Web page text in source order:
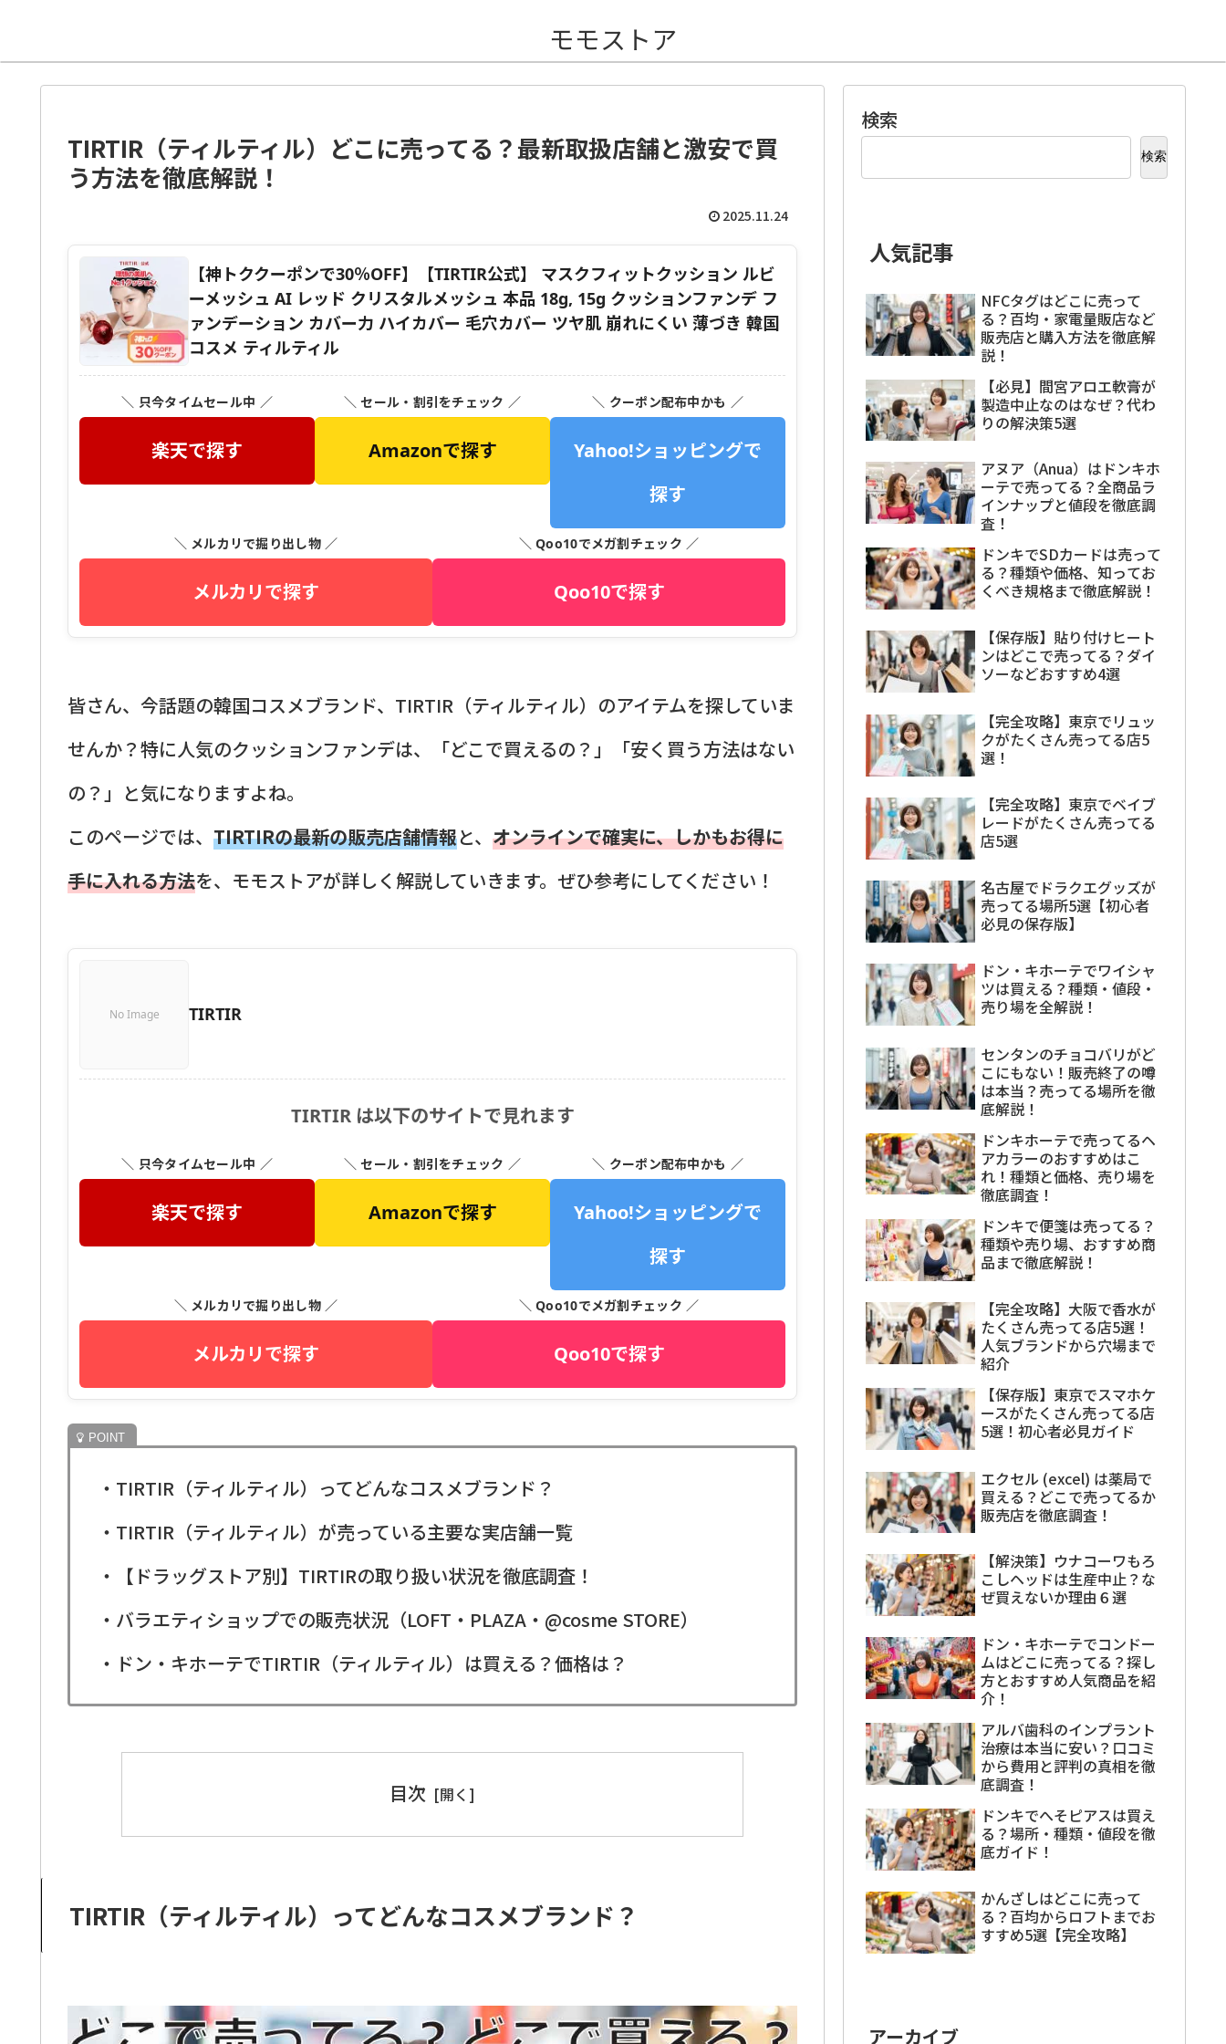
モモストア
TIRTIR（ティルティル）どこに売ってる？最新取扱店舗と激安で買
う方法を徹底解説！
2025.11.24
【神トククーポンで30％OFF】【TIRTIR公式】 マスクフィットクッション ルビ
ーメッシュ AI レッド クリスタルメッシュ 本品 18g, 15g クッションファンデ フ
ァンデーション カバー力 ハイカバー 毛穴カバー ツヤ肌 崩れにくい 薄づき 韓国
コスメ ティルティル
＼ 只今タイムセール中 ／
楽天で探す
＼ セール・割引をチェック ／
Amazonで探す
＼ クーポン配布中かも ／
Yahoo!ショッピングで
探す
＼ メルカリで掘り出し物 ／
メルカリで探す
＼ Qoo10でメガ割チェック ／
Qoo10で探す
皆さん、今話題の韓国コスメブランド、TIRTIR（ティルティル）のアイテムを探していま
せんか？特に人気のクッションファンデは、「どこで買えるの？」「安く買う方法はない
の？」と気になりますよね。
このページでは、 TIRTIRの最新の販売店舗情報と、 オンラインで確実に、しかもお得に
手に入れる方法を、モモストアが詳しく解説していきます。ぜひ参考にしてください！
No Image TIRTIR
TIRTIR は以下のサイトで見れます
＼ 只今タイムセール中 ／
楽天で探す
＼ セール・割引をチェック ／
Amazonで探す
＼ クーポン配布中かも ／
Yahoo!ショッピングで
探す
＼ メルカリで掘り出し物 ／
メルカリで探す
＼ Qoo10でメガ割チェック ／
Qoo10で探す
・TIRTIR（ティルティル）ってどんなコスメブランド？
・TIRTIR（ティルティル）が売っている主要な実店舗一覧
・【ドラッグストア別】TIRTIRの取り扱い状況を徹底調査！
・バラエティショップでの販売状況（LOFT・PLAZA・@cosme STORE）
・ドン・キホーテでTIRTIR（ティルティル）は買える？価格は？
目次
TIRTIR（ティルティル）ってどんなコスメブランド？
検索
検索
人気記事
NFCタグはどこに売って
る？百均・家電量販店など
販売店と購入方法を徹底解
説！
【必見】間宮アロエ軟膏が
製造中止なのはなぜ？代わ
りの解決策5選
アヌア（Anua）はドンキホ
ーテで売ってる？全商品ラ
インナップと値段を徹底調
査！
ドンキでSDカードは売って
る？種類や価格、知ってお
くべき規格まで徹底解説！
【保存版】貼り付けヒート
ンはどこで売ってる？ダイ
ソーなどおすすめ4選
【完全攻略】東京でリュッ
クがたくさん売ってる店5
選！
【完全攻略】東京でベイブ
レードがたくさん売ってる
店5選
名古屋でドラクエグッズが
売ってる場所5選【初心者
必見の保存版】
ドン・キホーテでワイシャ
ツは買える？種類・値段・
売り場を全解説！
センタンのチョコバリがど
こにもない！販売終了の噂
は本当？売ってる場所を徹
底解説！
ドンキホーテで売ってるヘ
アカラーのおすすめはこ
れ！種類と価格、売り場を
徹底調査！
ドンキで便箋は売ってる？
種類や売り場、おすすめ商
品まで徹底解説！
【完全攻略】大阪で香水が
たくさん売ってる店5選！
人気ブランドから穴場まで
紹介
【保存版】東京でスマホケ
ースがたくさん売ってる店
5選！初心者必見ガイド
エクセル (excel) は薬局で
買える？どこで売ってるか
販売店を徹底調査！
【解決策】ウナコーワもろ
こしヘッドは生産中止？な
ぜ買えないか理由６選
ドン・キホーテでコンドー
ムはどこに売ってる？探し
方とおすすめ人気商品を紹
介！
アルバ歯科のインプラント
治療は本当に安い？口コミ
から費用と評判の真相を徹
底調査！
ドンキでへそピアスは買え
る？場所・種類・値段を徹
底ガイド！
かんざしはどこに売って
る？百均からロフトまでお
すすめ5選【完全攻略】
アーカイブ